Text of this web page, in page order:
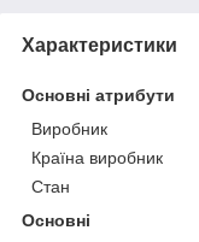
Характеристики
Основні атрибути
Виробник
Країна виробник
Стан
Основні